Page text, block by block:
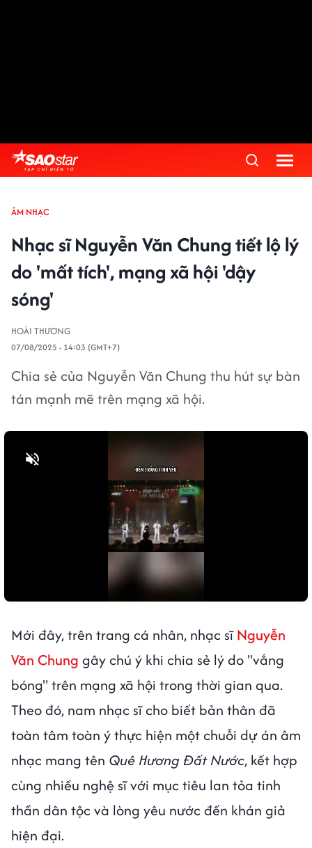
ÂM NHẠC
Nhạc sĩ Nguyễn Văn Chung tiết lộ lý
do 'mất tích', mạng xã hội 'dậy
sóng'
HOÀI THƯƠNG
07/08/2025 - 14:03 (GMT+7)
Chia sẻ của Nguyễn Văn Chung thu hút sự bàn
tán mạnh mẽ trên mạng xã hội.
Mới đây, trên trang cá nhân, nhạc sĩNguyễn
Văn Chung gây chú ý khi chia sẻ lý do "vắng
bóng" trên mạng xã hội trong thời gian qua.
Theo đó, nam nhạc sĩ cho biết bản thân đã
toàn tâm toàn ý thực hiện một chuỗi dự án âm
nhạc mang tên Quê Hương Đất Nước, kết hợp
cùng nhiều nghệ sĩ với mục tiêu lan tỏa tinh
thần dân tộc và lòng yêu nước đến khán giả
hiện đại.